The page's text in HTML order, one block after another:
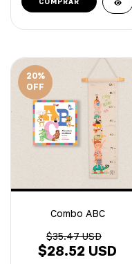
20%
OFF
Combo ABC
$35.47 USD
$28.52 USD